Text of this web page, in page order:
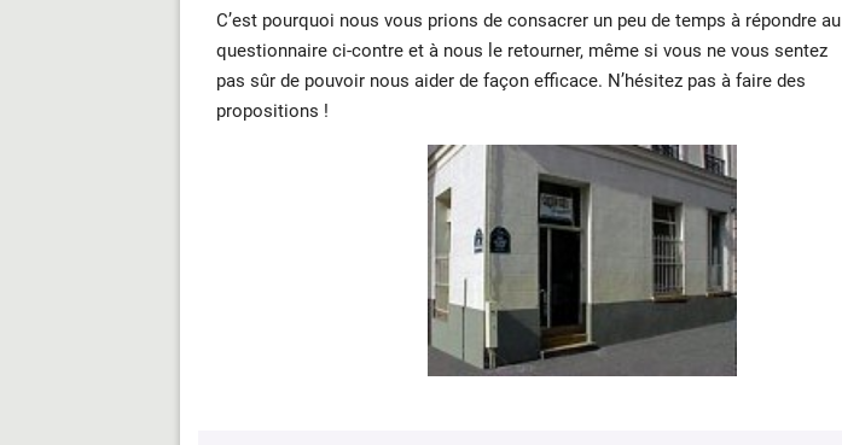
C’est pourquoi nous vous prions de consacrer un peu de temps à répondre au
questionnaire ci-contre et à nous le retourner, même si vous ne vous sentez
pas sûr de pouvoir nous aider de façon efficace. N’hésitez pas à faire des
propositions !